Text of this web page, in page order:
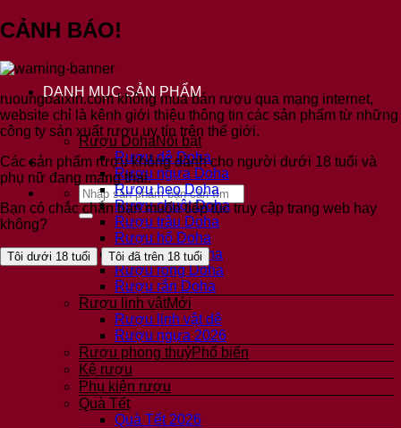
CẢNH BÁO!
ruoungoaixin.com không mua bán rượu qua mạng internet,
website chỉ là kênh giới thiệu thông tin các sản phẩm từ những
công ty sản xuất rượu uy tín trên thế giới.
Các sản phẩm rượu không dành cho người dưới 18 tuổi và
phụ nữ đang mang thai.
Bạn có chắc chắn bạn muốn tiếp tục truy cập trang web hay
không?
Tôi dưới 18 tuổi Tôi đã trên 18 tuổi
qua
dung
Tìm
kiếm:
DANH MỤC SẢN PHẨM
Rượu Doha
Rượu dê Doha
Rượu ngựa Doha
Rượu heo Doha
Rượu chuột Doha
Rượu trâu Doha
Rượu hổ Doha
Rượu mèo Doha
Rượu rồng Doha
Rượu rắn Doha
Rượu linh vật
Rượu linh vật dê
Rượu ngựa 2026
Rượu phong thuỷ
Kệ rượu
Phụ kiện rượu
Quà Tết
Quà Tết 2026